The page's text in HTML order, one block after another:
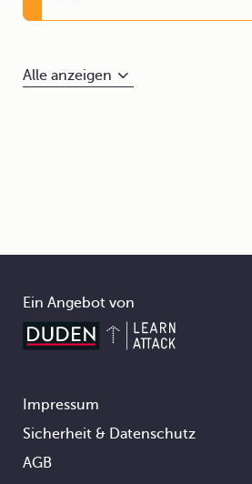
Alle anzeigen
Ein Angebot von
Footer
Impressum
Sicherheit & Datenschutz
AGB